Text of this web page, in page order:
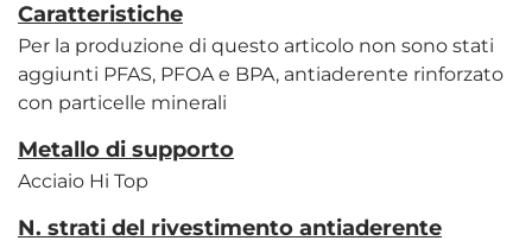
Caratteristiche
Per la produzione di questo articolo non sono stati
aggiunti PFAS, PFOA e BPA, antiaderente rinforzato
con particelle minerali
Metallo di supporto
Acciaio Hi Top
N. strati del rivestimento antiaderente